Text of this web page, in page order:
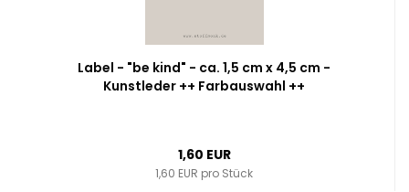
Label - "be kind" - ca. 1,5 cm x 4,5 cm -
Kunstleder ++ Farbauswahl ++
1,60 EUR
1,60 EUR pro Stück